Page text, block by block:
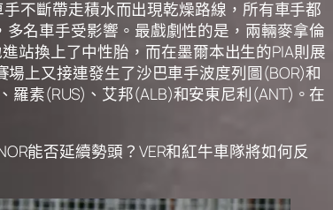
不斷帶走積水而出現乾燥路線，所有車手都
名車手受影響。最戲劇性的是，兩輛麥拿倫
站換上了中性胎，而在墨爾本出生的PIA則展
上又接連發生了沙巴車手波度列圖(BOR)和
羅素(RUS)、艾邦(ALB)和安東尼利(ANT)。在
能否延續勢頭？VER和紅牛車隊將如何反